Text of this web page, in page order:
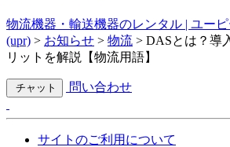
物流機器・輸送機器のレンタル | ユー
(upr) > お知らせ > 物流 > DASとは？導
リットを解説【物流用語】
チャット 問い合わせ
サイトのご利用について